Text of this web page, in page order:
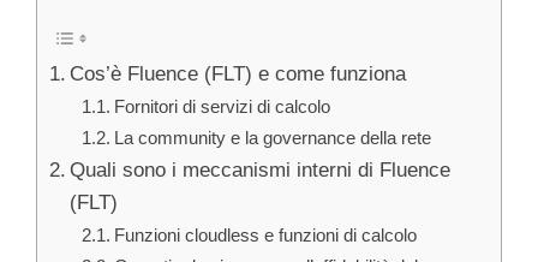
Cos’è Fluence (FLT) e come funziona
Fornitori di servizi di calcolo
La community e la governance della rete
Quali sono i meccanismi interni di Fluence
(FLT)
Funzioni cloudless e funzioni di calcolo